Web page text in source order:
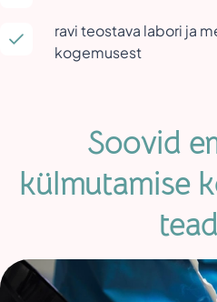
ravi teostava labori ja
kogemusest
Soovid
külmutamise